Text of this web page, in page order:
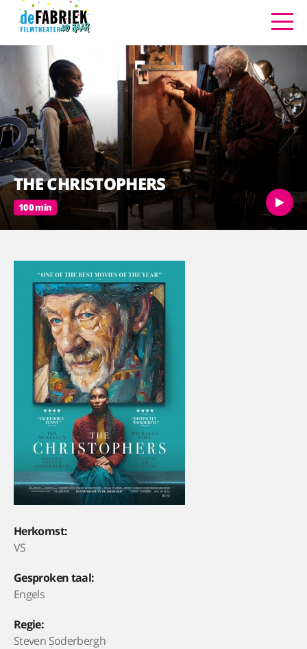
THE CHRISTOPHERS
100 min
Herkomst:
VS
Gesproken taal:
Engels
Regie:
Steven Soderbergh